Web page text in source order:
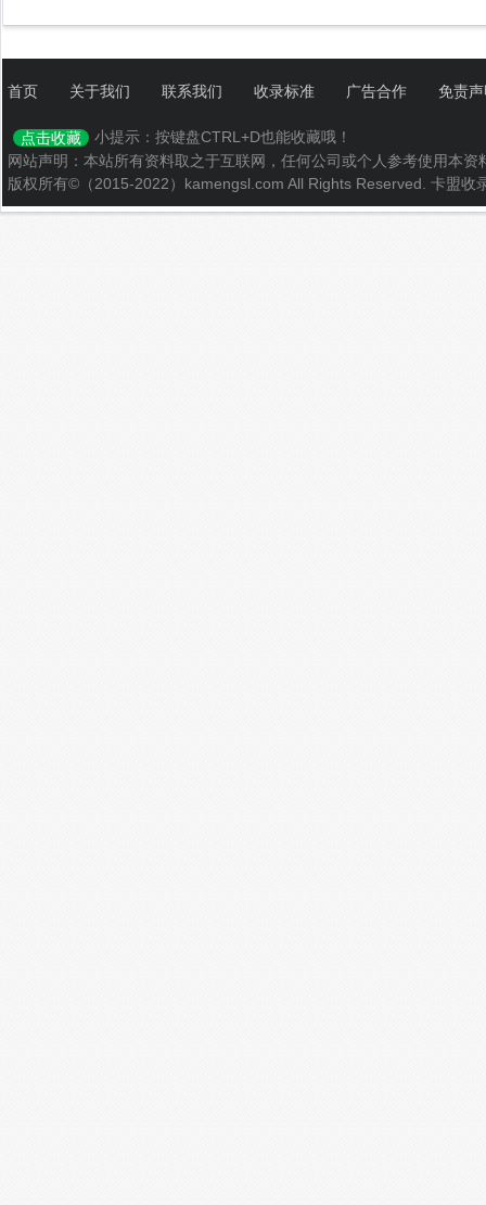
首页 关于我们 联系我们 收录标准 广告合作 免责
点击收藏
小提示：按键盘CTRL+D也能收藏哦！
网站声明：本站所有资料取之于互联网，任何公司或个人参考使用本
版权所有©（2015-2022）kamengsl.com All Rights Reserved. 卡盟收